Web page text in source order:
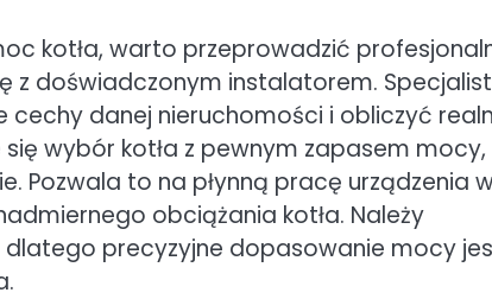
kotła, warto przeprowadzić
z doświadczonym instalatorem.
cechy danej nieruchomości i obliczyć
wybór kotła z pewnym zapasem mocy,
Pozwala to na płynną pracę urządzenia
obciążania kotła. Należy
precyzyjne dopasowanie mocy